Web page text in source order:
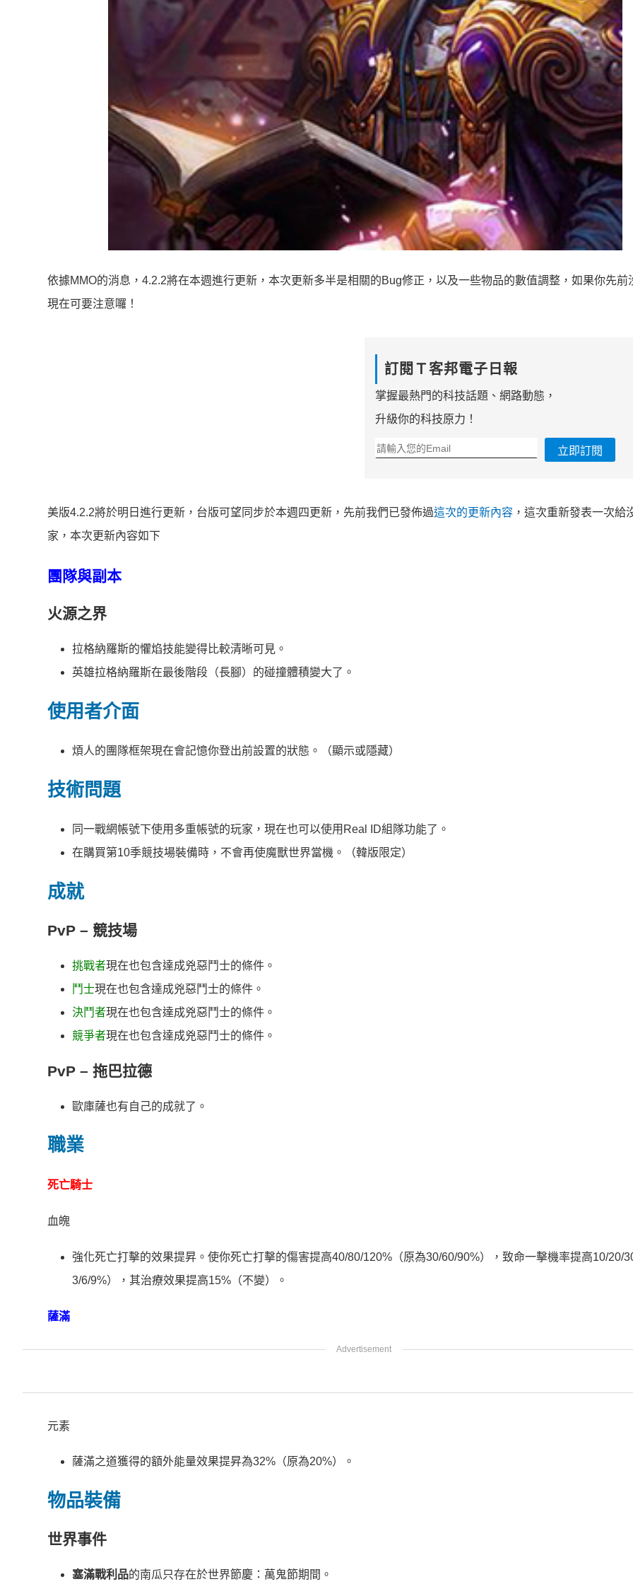
依據MMO的消息，4.2.2將在本週進行更新，本次更新多半是相關的Bug修正，以及一些物品的數值調整，如果你先前
現在可要注意囉！
訂閱Ｔ客邦電子日報
掌握最熱門的科技話題、網路動態，
升級你的科技原力！
立即訂閱
美版4.2.2將於明日進行更新，台版可望同步於本週四更新，先前我們已發佈過這次的更新內容 ，這次重新發表一次給
家，本次更新內容如下
團隊與副本
火源之界
拉格納羅斯的懼焰技能變得比較清晰可見。
英雄拉格納羅斯在最後階段（長腳）的碰撞體積變大了。
使用者介面
煩人的團隊框架現在會記憶你登出前設置的狀態。（顯示或隱藏）
技術問題
同一戰網帳號下使用多重帳號的玩家，現在也可以使用Real ID組隊功能了。
在購買第10季競技場裝備時，不會再使魔獸世界當機。（韓版限定）
成就
PvP – 競技場
挑戰者現在也包含達成兇惡鬥士的條件。
鬥士現在也包含達成兇惡鬥士的條件。
決鬥者現在也包含達成兇惡鬥士的條件。
競爭者現在也包含達成兇惡鬥士的條件。
PvP – 拖巴拉德
歐庫薩也有自己的成就了。
職業
死亡騎士
血魄
強化死亡打擊的效果提昇。使你死亡打擊的傷害提高40/80/120%（原為30/60/90%），致命一擊機率提高10/20/
3/6/9%），其治療效果提高15%（不變）。
薩滿
元素
薩滿之道獲得的額外能量效果提昇為32%（原為20%）。
物品裝備
世界事件
塞滿戰利品的南瓜只存在於世界節慶：萬鬼節期間。